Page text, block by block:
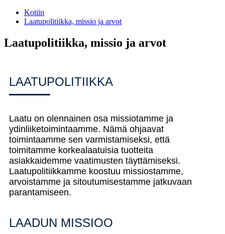
Kotiin
Laatupolitiikka, missio ja arvot
Laatupolitiikka, missio ja arvot
LAATUPOLITIIKKA
Laatu on olennainen osa missiotamme ja
ydinliiketoimintaamme. Nämä ohjaavat
toimintaamme sen varmistamiseksi, että
toimitamme korkealaatuisia tuotteita
asiakkaidemme vaatimusten täyttämiseksi.
Laatupolitiikkamme koostuu missiostamme,
arvoistamme ja sitoutumisestamme jatkuvaan
parantamiseen.
LAADUN MISSIOO